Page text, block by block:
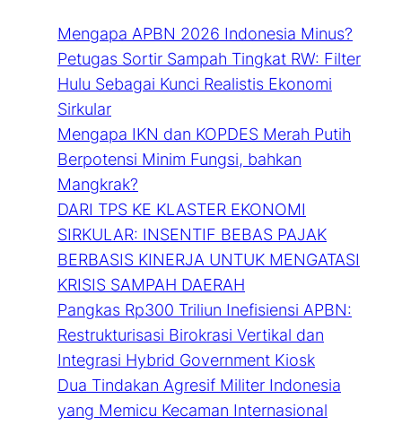
Mengapa APBN 2026 Indonesia Minus?
Petugas Sortir Sampah Tingkat RW: Filter
Hulu Sebagai Kunci Realistis Ekonomi
Sirkular
Mengapa IKN dan KOPDES Merah Putih
Berpotensi Minim Fungsi, bahkan
Mangkrak?
DARI TPS KE KLASTER EKONOMI
SIRKULAR: INSENTIF BEBAS PAJAK
BERBASIS KINERJA UNTUK MENGATASI
KRISIS SAMPAH DAERAH
Pangkas Rp300 Triliun Inefisiensi APBN:
Restrukturisasi Birokrasi Vertikal dan
Integrasi Hybrid Government Kiosk
Dua Tindakan Agresif Militer Indonesia
yang Memicu Kecaman Internasional